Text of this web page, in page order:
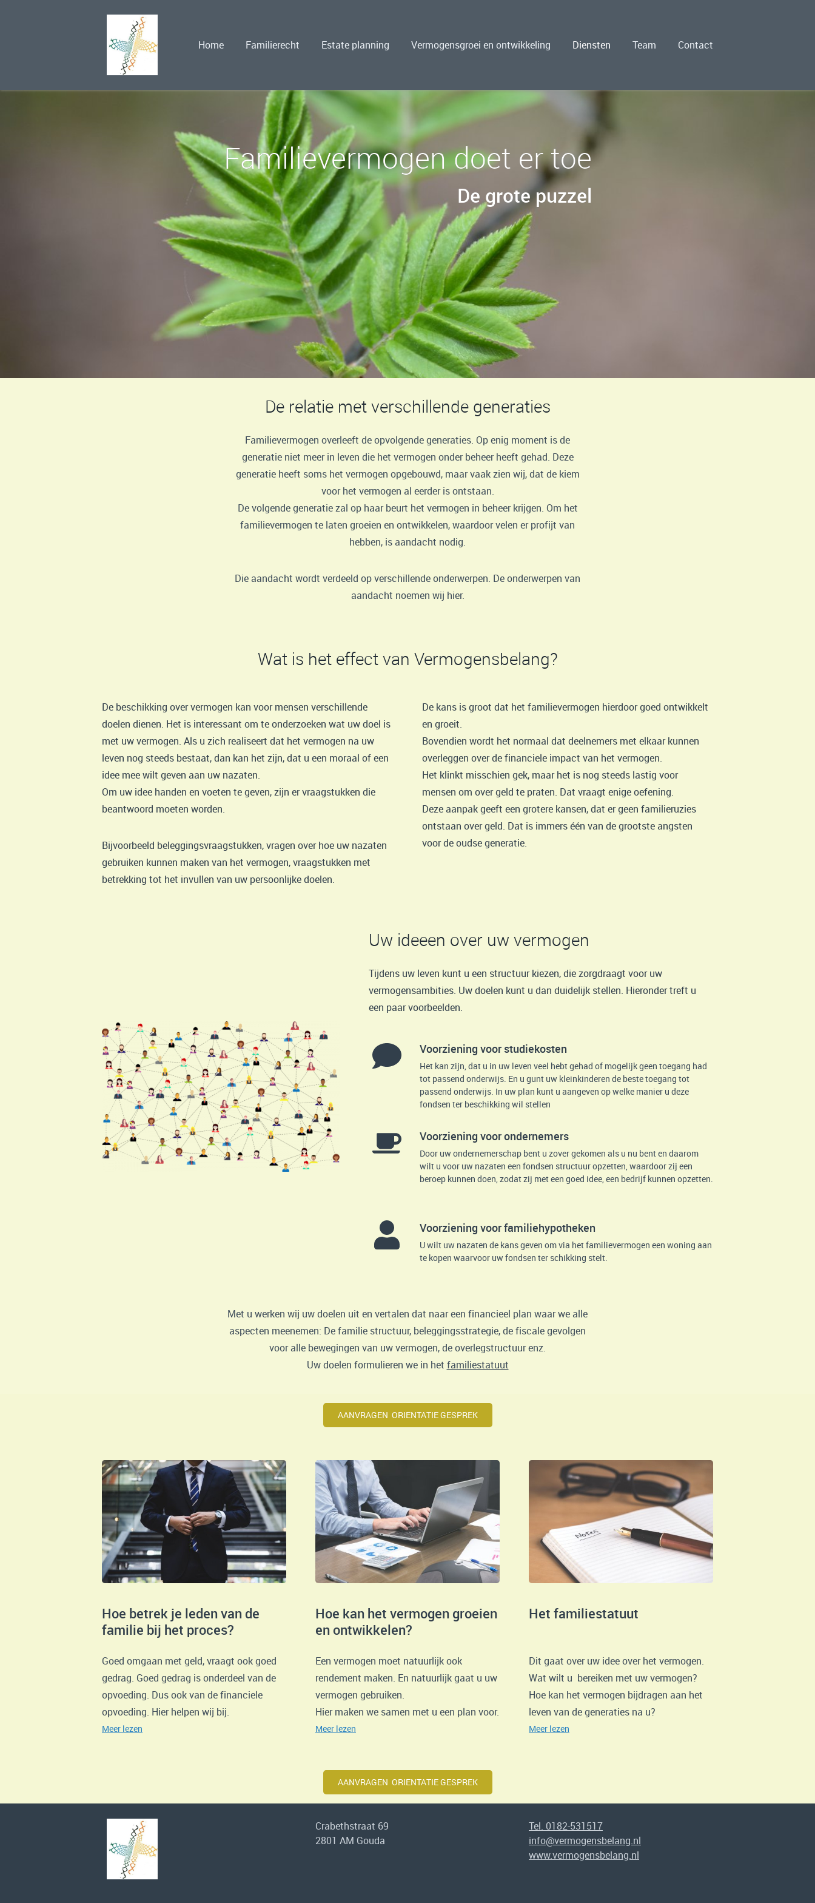
Home Familierecht Estate planning Vermogensgroei en ontwikkeling Diensten Team Contact
Familievermogen doet er toe
De grote puzzel
De relatie met verschillende generaties
Familievermogen overleeft de opvolgende generaties. Op enig moment is de
generatie niet meer in leven die het vermogen onder beheer heeft gehad. Deze
generatie heeft soms het vermogen opgebouwd, maar vaak zien wij, dat de kiem
voor het vermogen al eerder is ontstaan.
De volgende generatie zal op haar beurt het vermogen in beheer krijgen. Om het
familievermogen te laten groeien en ontwikkelen, waardoor velen er profijt van
hebben, is aandacht nodig.
Die aandacht wordt verdeeld op verschillende onderwerpen. De onderwerpen van
aandacht noemen wij hier.
Wat is het effect van Vermogensbelang?
De beschikking over vermogen kan voor mensen verschillende
doelen dienen. Het is interessant om te onderzoeken wat uw doel is
met uw vermogen. Als u zich realiseert dat het vermogen na uw
leven nog steeds bestaat, dan kan het zijn, dat u een moraal of een
idee mee wilt geven aan uw nazaten.
Om uw idee handen en voeten te geven, zijn er vraagstukken die
beantwoord moeten worden.
Bijvoorbeeld beleggingsvraagstukken, vragen over hoe uw nazaten
gebruiken kunnen maken van het vermogen, vraagstukken met
betrekking tot het invullen van uw persoonlijke doelen.
De kans is groot dat het familievermogen hierdoor goed ontwikkelt
en groeit.
Bovendien wordt het normaal dat deelnemers met elkaar kunnen
overleggen over de financiele impact van het vermogen.
Het klinkt misschien gek, maar het is nog steeds lastig voor
mensen om over geld te praten. Dat vraagt enige oefening.
Deze aanpak geeft een grotere kansen, dat er geen familieruzies
ontstaan over geld. Dat is immers één van de grootste angsten
voor de oudse generatie.
Uw ideeen over uw vermogen
Tijdens uw leven kunt u een structuur kiezen, die zorgdraagt voor uw
vermogensambities. Uw doelen kunt u dan duidelijk stellen. Hieronder treft u
een paar voorbeelden.
Voorziening voor studiekosten
Het kan zijn, dat u in uw leven veel hebt gehad of mogelijk geen toegang had
tot passend onderwijs. En u gunt uw kleinkinderen de beste toegang tot
passend onderwijs. In uw plan kunt u aangeven op welke manier u deze
fondsen ter beschikking wil stellen
Voorziening voor ondernemers
Door uw ondernemerschap bent u zover gekomen als u nu bent en daarom
wilt u voor uw nazaten een fondsen structuur opzetten, waardoor zij een
beroep kunnen doen, zodat zij met een goed idee, een bedrijf kunnen opzetten.
Voorziening voor familiehypotheken
U wilt uw nazaten de kans geven om via het familievermogen een woning aan
te kopen waarvoor uw fondsen ter schikking stelt.
Met u werken wij uw doelen uit en vertalen dat naar een financieel plan waar we alle
aspecten meenemen: De familie structuur, beleggingsstrategie, de fiscale gevolgen
voor alle bewegingen van uw vermogen, de overlegstructuur enz.
Uw doelen formulieren we in het familiestatuut
AANVRAGEN ORIENTATIE GESPREK
Hoe betrek je leden van de
familie bij het proces?
Goed omgaan met geld, vraagt ook goed
gedrag. Goed gedrag is onderdeel van de
opvoeding. Dus ook van de financiele
opvoeding. Hier helpen wij bij.
Meer lezen
Hoe kan het vermogen groeien
en ontwikkelen?
Een vermogen moet natuurlijk ook
rendement maken. En natuurlijk gaat u uw
vermogen gebruiken.
Hier maken we samen met u een plan voor.
Meer lezen
Het familiestatuut
Dit gaat over uw idee over het vermogen.
Wat wilt u bereiken met uw vermogen?
Hoe kan het vermogen bijdragen aan het
leven van de generaties na u?
Meer lezen
AANVRAGEN ORIENTATIE GESPREK
Crabethstraat 69
2801 AM Gouda
Tel. 0182-531517
info@vermogensbelang.nl
www.vermogensbelang.nl